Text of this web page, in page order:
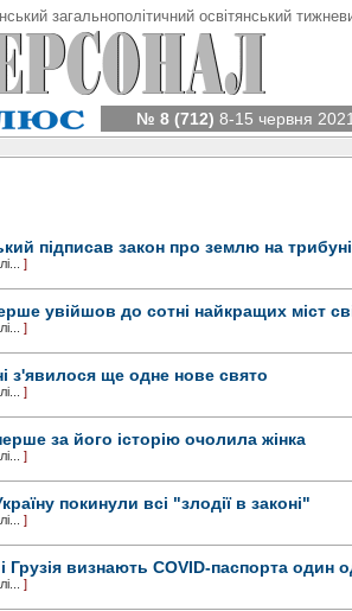
загальнополітичний освітянський
№ 8 (712) 8-15 червня
підписав закон про землю на
]
увійшов до сотні найкращих міст
]
з'явилося ще одне нове свято
]
за його історію очолила жінка
]
покинули всі "злодії в законі"
]
і Грузія визнають COVID-паспорта один
]